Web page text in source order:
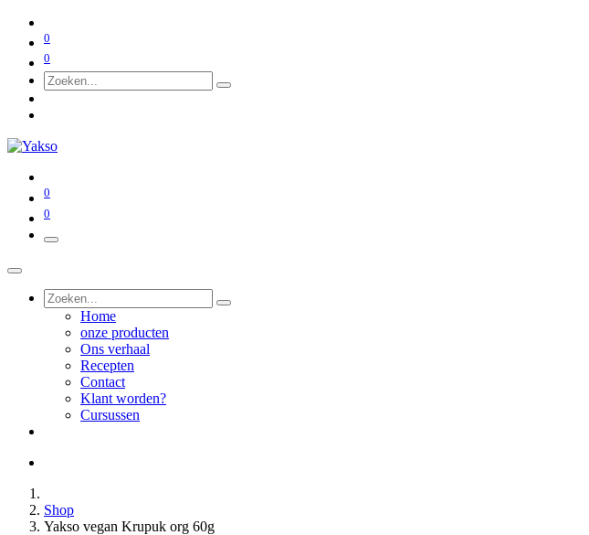
0
0
0
0
Home
onze producten
Ons verhaal
Recepten
Contact
Klant worden?
Cursussen
Shop
Yakso vegan Krupuk org 60g